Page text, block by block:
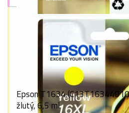
Epson T1634
žlutý, 6,5 ml